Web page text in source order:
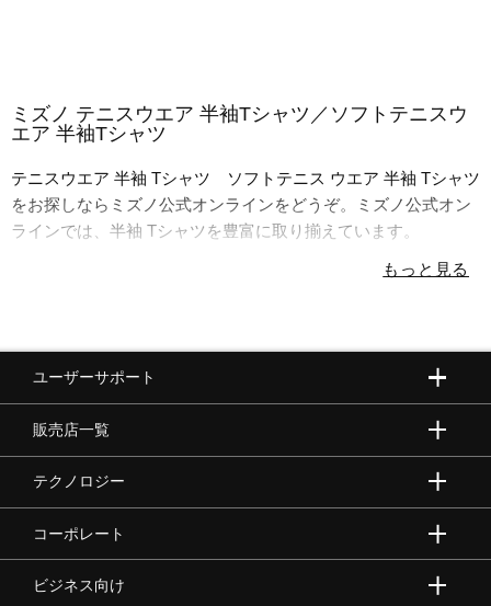
陸上競技
柔道
ウィンタースポーツ
ワーキング
ミズノ テニスウエア 半袖Tシャツ／ソフトテニスウ
エア 半袖Tシャツ
テニスウエア 半袖 Tシャツ ソフトテニス ウエア 半袖 Tシャツ
をお探しならミズノ公式オンラインをどうぞ。ミズノ公式オン
ラインでは、半袖 Tシャツを豊富に取り揃えています。
ユーザーサポート
販売店一覧
テクノロジー
コーポレート
ビジネス向け